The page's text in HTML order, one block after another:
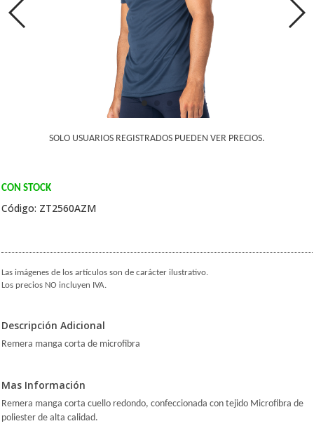
SOLO USUARIOS REGISTRADOS PUEDEN VER PRECIOS.
CON STOCK
Código: ZT2560AZM
Las imágenes de los artículos son de carácter ilustrativo.
Los precios NO incluyen IVA.
Descripción Adicional
Remera manga corta de microfibra
Mas Información
Remera manga corta cuello redondo, confeccionada con tejido Microfibra de
poliester de alta calidad.